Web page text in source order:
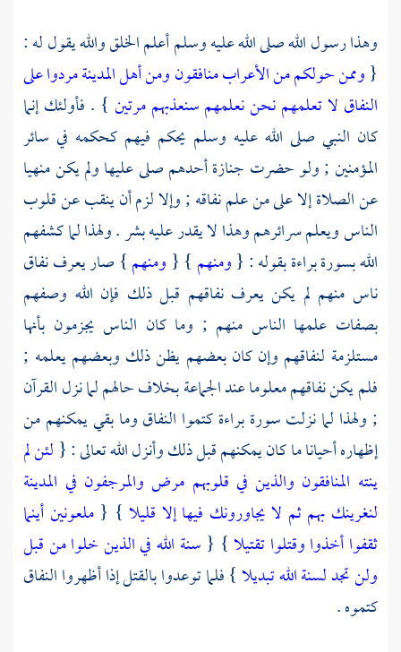
وهذا رسول الله صلى الله عليه وسلم أعلم الخلق والله يقول له :
{وممن حولكم من الأعراب منافقون ومن أهل المدينة مردوا على
النفاق لا تعلمهم نحن نعلمهم سنعذبهم مرتين } . فأولئك إنما
كان النبي صلى الله عليه وسلم يحكم فيهم كحكمه في سائر
المؤمنين ; ولو حضرت جنازة أحدهم صلى عليها ولم يكن منهيا
عن الصلاة إلا على من علم نفاقه ; وإلا لزم أن ينقب عن قلوب
الناس ويعلم سرائرهم وهذا لا يقدر عليه بشر . ولهذا لما كشفهم
الله بسورة براءة بقوله : {ومنهم } { ومنهم} صار يعرف نفاق
ناس منهم لم يكن يعرف نفاقهم قبل ذلك فإن الله وصفهم
بصفات علمها الناس منهم ; وما كان الناس يجزمون بأنها
مستلزمة لنفاقهم وإن كان بعضهم يظن ذلك وبعضهم يعلمه ;
فلم يكن نفاقهم معلوما عند الجماعة بخلاف حالهم لما نزل القرآن
; ولهذا لما نزلت سورة براءة كتموا النفاق وما بقي يمكنهم من
إظهاره أحيانا ما كان يمكنهم قبل ذلك وأنزل الله تعالى : { لئن لم
ينته المنافقون والذين في قلوبهم مرض والمرجفون في المدينة
لنغرينك بهم ثم لا يجاورونك فيها إلا قليلا } {ملعونين أينما
ثقفوا أخذوا وقتلوا تقتيلا } { سنة الله في الذين خلوا من قبل
ولن تجد لسنة الله تبديلا } فلما توعدوا بالقتل إذا أظهروا النفاق
كتموه .